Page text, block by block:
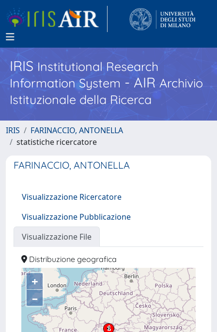
IRISInstitutional Research
Information System - AIR Archivio
Istituzionale della Ricerca
IRIS
FARINACCIO, ANTONELLA
statistiche ricercatore
FARINACCIO, ANTONELLA
Visualizzazione Ricercatore
Visualizzazione Pubblicazione
Visualizzazione File
Distribuzione geografica
+
–